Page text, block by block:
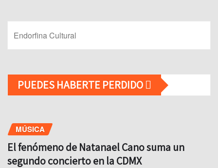
Endorfina Cultural
PUEDES HABERTE PERDIDO
MÚSICA
El fenómeno de Natanael Cano suma un
segundo concierto en la CDMX